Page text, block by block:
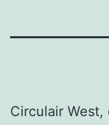
Circulair